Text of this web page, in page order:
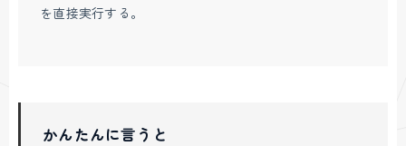
を直接実行する。
かんたんに言うと